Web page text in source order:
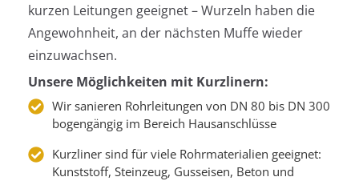
kurzen Leitungen geeignet – Wurzeln haben die
Angewohnheit, an der nächsten Muffe wieder
einzuwachsen.
Unsere Möglichkeiten mit Kurzlinern:
Wir sanieren Rohrleitungen von DN 80 bis DN 300
bogengängig im Bereich Hausanschlüsse
Kurzliner sind für viele Rohrmaterialien geeignet:
Kunststoff, Steinzeug, Gusseisen, Beton und